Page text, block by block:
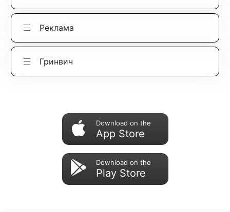
Реклама
Гринвич
Download on the
App Store
Download on the
Play Store